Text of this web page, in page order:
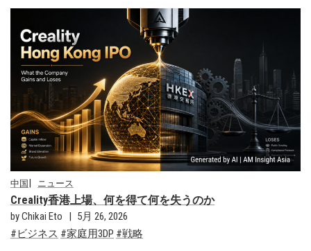
中国 ニュース
Creality香港上場、何を得て何を失うのか
by Chikai Eto
5月 26, 2026
ビジネス
家庭用3DP 戦略